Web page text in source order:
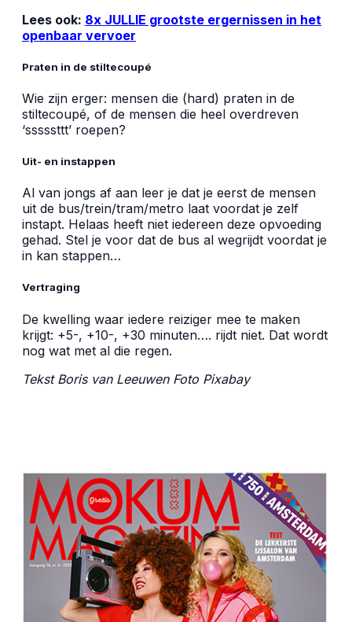
Lees ook: 8x JULLIE grootste ergernissen in het
openbaar vervoer
Praten in de stiltecoupé
Wie zijn erger: mensen die (hard) praten in de
stiltecoupé, of de mensen die heel overdreven
‘sssssttt’ roepen?
Uit- en instappen
Al van jongs af aan leer je dat je eerst de mensen
uit de bus/trein/tram/metro laat voordat je zelf
instapt. Helaas heeft niet iedereen deze opvoeding
gehad. Stel je voor dat de bus al wegrijdt voordat je
in kan stappen…
Vertraging
De kwelling waar iedere reiziger mee te maken
krijgt: +5-, +10-, +30 minuten…. rijdt niet. Dat wordt
nog wat met al die regen.
Tekst Boris van Leeuwen Foto Pixabay